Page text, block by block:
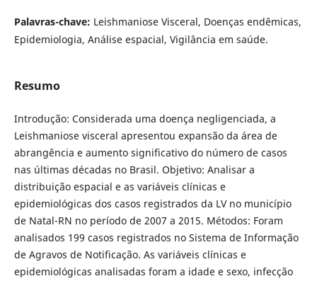
Palavras-chave: Leishmaniose Visceral, Doenças endêmicas,
Epidemiologia, Análise espacial, Vigilância em saúde.
Resumo
Introdução: Considerada uma doença negligenciada, a
Leishmaniose visceral apresentou expansão da área de
abrangência e aumento significativo do número de casos
nas últimas décadas no Brasil. Objetivo: Analisar a
distribuição espacial e as variáveis clínicas e
epidemiológicas dos casos registrados da LV no município
de Natal-RN no período de 2007 a 2015. Métodos: Foram
analisados 199 casos registrados no Sistema de Informação
de Agravos de Notificação. As variáveis clínicas e
epidemiológicas analisadas foram a idade e sexo, infecção